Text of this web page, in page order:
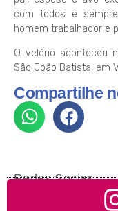
com todos e
homem trabalhador e
O velório aconteceu
São João Batista, em
Compartilhe
Redes Socias